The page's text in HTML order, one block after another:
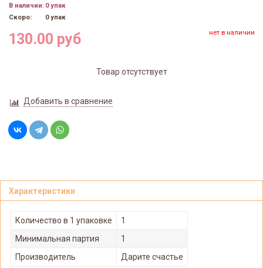
В наличии: 0 упак
Скоро:
0 упак
130.00 руб нет в наличии
Товар отсутствует
Добавить в сравнение
Характеристики
Количество в 1 упаковке
1
Минимальная партия
1
Производитель
Дарите счастье